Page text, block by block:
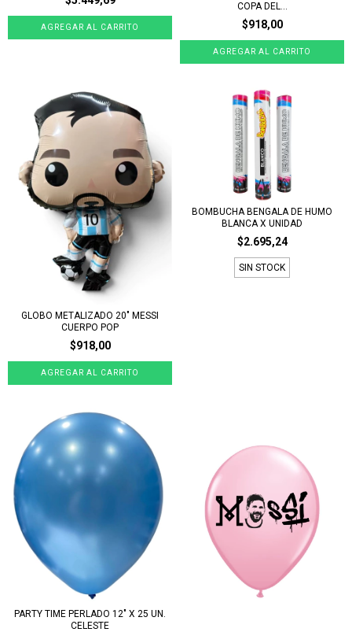
COPA DEL...
$918,00
GLOBO METALIZADO 20" MESSI
CUERPO POP
$918,00
BOMBUCHA BENGALA DE HUMO
BLANCA X UNIDAD
$2.695,24
SIN STOCK
PARTY TIME PERLADO 12" X 25 UN.
CELESTE